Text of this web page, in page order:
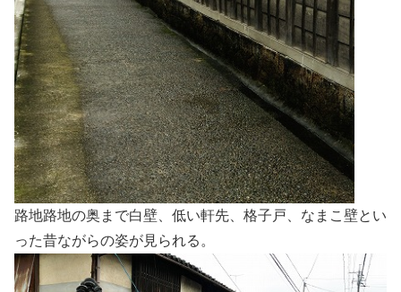
路地路地の奥まで白壁、低い軒先、格子戸、なまこ壁とい
った昔ながらの姿が見られる。